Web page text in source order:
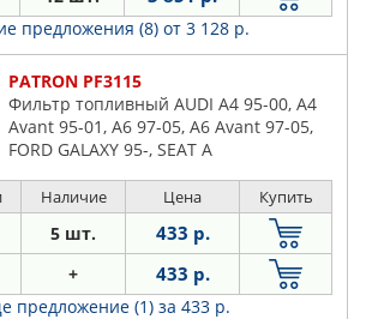
предложения (8) от 3 128 р.
PATRON PF3115
Фильтр топливный AUDI A4 95-00, A4
Avant 95-01, A6 97-05, A6 Avant 97-05,
FORD GALAXY 95-, SEAT A
Наличие Цена Купить
5 шт. 433 р.
+ 433 р.
предложение (1) за 433 р.